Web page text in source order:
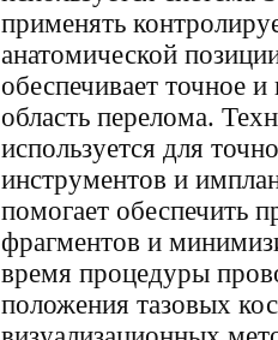
применять
анатомической
обеспечивает точное
область перелома.
используется для
инструментов и
помогает обеспечить
фрагментов и
время процедуры
положения тазовых